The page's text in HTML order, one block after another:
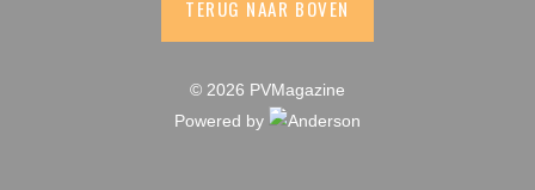
TERUG NAAR BOVEN
© 2026 PVMagazine
Powered by